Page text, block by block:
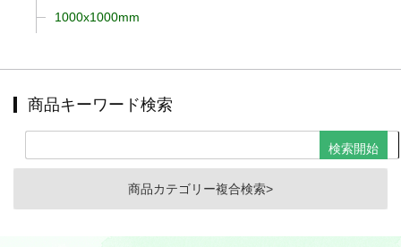
1000x1000mm
商品キーワード検索
商品カテゴリー複合検索>